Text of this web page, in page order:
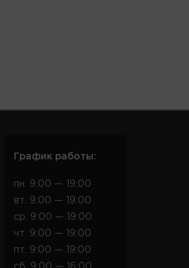
График работы:
пн. 9:00 — 19:00
вт. 9:00 — 19:00
ср. 9:00 — 19:00
чт. 9:00 — 19:00
пт. 9:00 — 19:00